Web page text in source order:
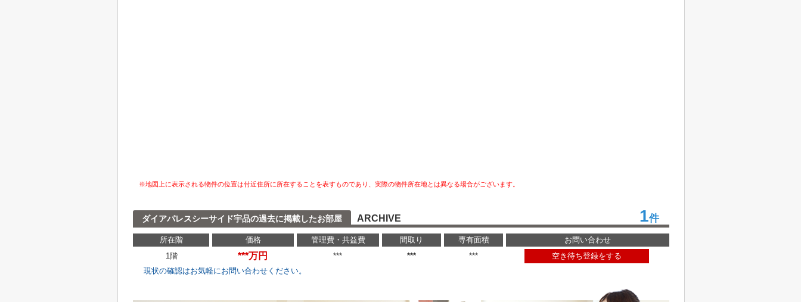
※地図上に表示される物件の位置は付近住所に所在することを表すものであり、実際の物件所在地とは異なる場合がございます。
ダイアパレスシーサイド宇品の過去に掲載したお部屋 ARCHIVE 1件
所在階 価格 管理費・共益費 間取り 専有面積
お問い合わせ
1階
***万円 *** *** ***
空き待ち登録をする
現状の確認はお気軽にお問い合わせください。